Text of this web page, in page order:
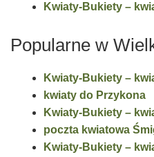
Kwiaty-Bukiety –
Popularne w
Kwiaty-Bukiety –
kwiaty do Przykona
Kwiaty-Bukiety –
poczta kwiatowa
Kwiaty-Bukiety –